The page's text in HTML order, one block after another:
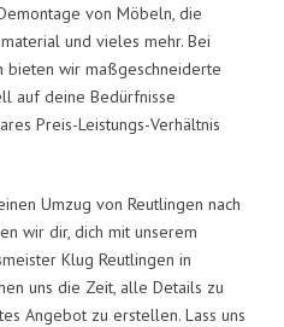
von Möbeln, die
und vieles mehr. Bei
bieten wir maßgeschneiderte
auf deine Bedürfnisse
Preis-Leistungs-Verhältnis
Umzug von Reutlingen nach
wir dir, dich mit unserem
Klug Reutlingen in
uns die Zeit, alle Details zu
Angebot zu erstellen. Lass uns